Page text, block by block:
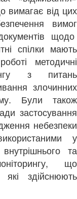
вимагає від цих
вимог
щодо
спілки мають
методичні
з питань
злочинних
Були також
застосування
небезпеки
у
та
що
здійснюють